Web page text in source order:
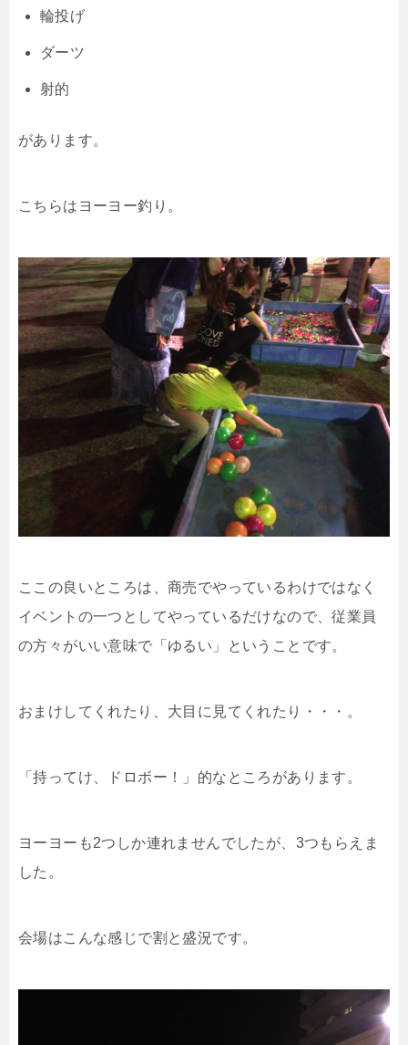
輪投げ
ダーツ
射的
があります。
こちらはヨーヨー釣り。
ここの良いところは、商売でやっているわけではなく
イベントの一つとしてやっているだけなので、従業員
の方々がいい意味で「ゆるい」ということです。
おまけしてくれたり、大目に見てくれたり・・・。
「持ってけ、ドロボー！」的なところがあります。
ヨーヨーも2つしか連れませんでしたが、3つもらえま
した。
会場はこんな感じで割と盛況です。